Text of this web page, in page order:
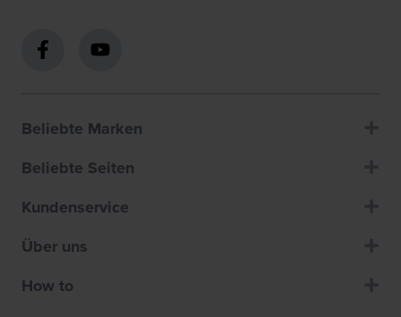
Beliebte Marken
Beliebte Seiten
Kundenservice
Über uns
How to